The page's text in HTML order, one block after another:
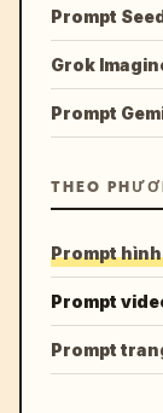
Prompt
Grok
Prompt
THEO
Prompt hình
Prompt
Prompt